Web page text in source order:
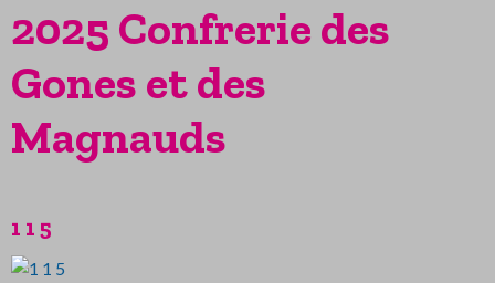
2025 Confrerie des
Gones et des
Magnauds
1 1 5